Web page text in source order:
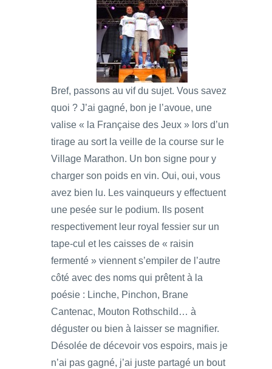
Bref, passons au vif du sujet. Vous savez
quoi ? J’ai gagné, bon je l’avoue, une
valise « la Française des Jeux » lors d’un
tirage au sort la veille de la course sur le
Village Marathon. Un bon signe pour y
charger son poids en vin. Oui, oui, vous
avez bien lu. Les vainqueurs y effectuent
une pesée sur le podium. Ils posent
respectivement leur royal fessier sur un
tape-cul et les caisses de « raisin
fermenté » viennent s’empiler de l’autre
côté avec des noms qui prêtent à la
poésie : Linche, Pinchon, Brane
Cantenac, Mouton Rothschild… à
déguster ou bien à laisser se magnifier.
Désolée de décevoir vos espoirs, mais je
n’ai pas gagné, j’ai juste partagé un bout